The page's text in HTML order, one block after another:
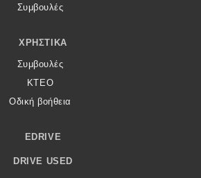
Συμβουλές
ΧΡΗΣΤΙΚΆ
Συμβουλές
ΚΤΕΟ
Οδική βοήθεια
EDRIVE
DRIVE USED